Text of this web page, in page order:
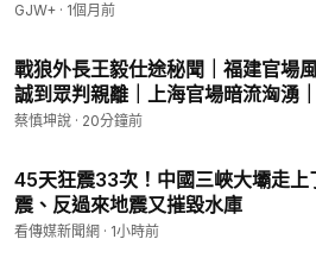
GJW+ · 1個月前
戰狼外長王毅仕途秘聞｜福建官場
誠到眾判親離｜上海官場暗流洶
1186期）#熱門話題
蔡慎坤說 · 20分鐘前
45天狂震33次！中國三峽大壩走上
震、反過來地震又摧毀水庫
看傳媒新聞網 · 1小時前